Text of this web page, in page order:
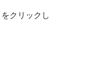
をクリックし